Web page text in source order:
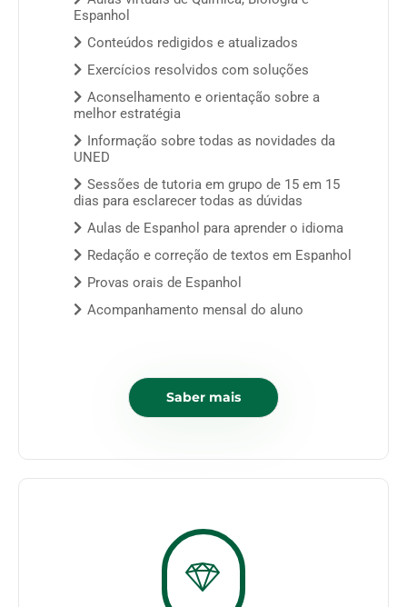
Espanhol
Conteúdos redigidos e atualizados
Exercícios resolvidos com soluções
Aconselhamento e orientação sobre a
melhor estratégia
Informação sobre todas as novidades da
UNED
Sessões de tutoria em grupo de 15 em 15
dias para esclarecer todas as dúvidas
Aulas de Espanhol para aprender o idioma
Redação e correção de textos em Espanhol
Provas orais de Espanhol
Acompanhamento mensal do aluno
Saber mais